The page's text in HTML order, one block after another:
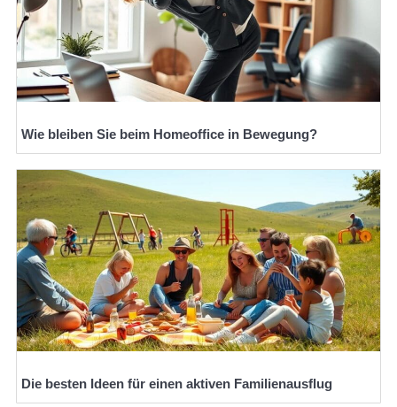
Wie bleiben Sie beim Homeoffice in Bewegung?
Die besten Ideen für einen aktiven Familienausflug